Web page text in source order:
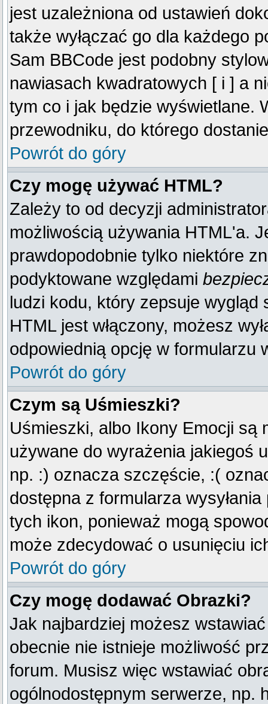
jest uzależniona od ustawień
także wyłączać go dla każdego
Sam BBCode jest podobny
nawiasach kwadratowych [ i ] a
tym co i jak będzie wyświetlane.
przewodniku, do którego
Powrót do góry
Czy mogę używać HTML?
Zależy to od decyzji
możliwością używania HTML'a.
prawdopodobnie tylko niektóre
podyktowane względami
ludzi kodu, który zepsuje wygląd
HTML jest włączony, możesz
odpowiednią opcję w formularzu
Powrót do góry
Czym są Uśmieszki?
Uśmieszki, albo Ikony Emocji są
używane do wyrażenia jakiegoś
np. :) oznacza szczęście, :(
dostępna z formularza
tych ikon, ponieważ mogą
może zdecydować o usunięciu
Powrót do góry
Czy mogę dodawać Obrazki?
Jak najbardziej możesz
obecnie nie istnieje możliwość
forum. Musisz więc wstawiać
ogólnodostępnym serwerze, np.